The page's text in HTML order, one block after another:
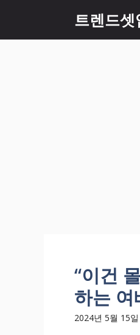
츠
트렌드셋
“이건
하는 여
2024년 5월 15일